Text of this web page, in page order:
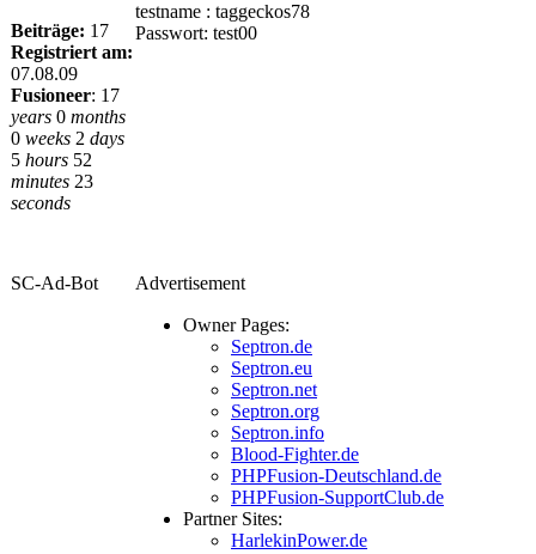
Beiträge: 17
Registriert am:
07.08.09
Fusioneer: 17
years 0 months
0 weeks 2 days
5 hours 52
minutes 23
seconds
testname : taggeckos78
Passwort: test00
SC-Ad-Bot Advertisement
Owner Pages:
Septron.de
Septron.eu
Septron.net
Septron.org
Septron.info
Blood-Fighter.de
PHPFusion-Deutschland.de
PHPFusion-SupportClub.de
Partner Sites:
HarlekinPower.de